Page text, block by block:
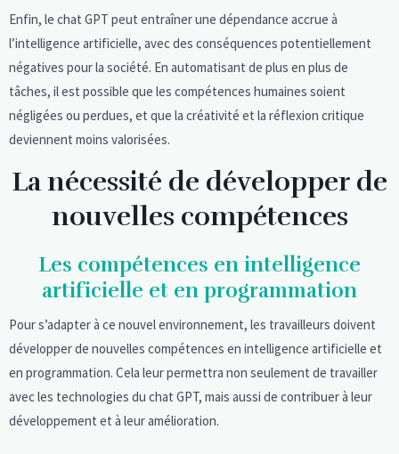
Enfin, le chat GPT peut entraîner une dépendance accrue à
l’intelligence artificielle, avec des conséquences potentiellement
négatives pour la société. En automatisant de plus en plus de
tâches, il est possible que les compétences humaines soient
négligées ou perdues, et que la créativité et la réflexion critique
deviennent moins valorisées.
La nécessité de développer de
nouvelles compétences
Les compétences en intelligence
artificielle et en programmation
Pour s’adapter à ce nouvel environnement, les travailleurs doivent
développer de nouvelles compétences en intelligence artificielle et
en programmation. Cela leur permettra non seulement de travailler
avec les technologies du chat GPT, mais aussi de contribuer à leur
développement et à leur amélioration.